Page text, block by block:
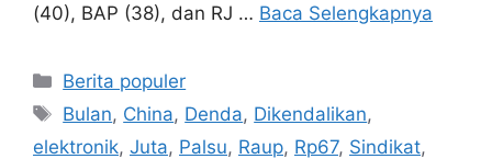
(40), BAP (38), dan RJ … Baca Selengkapnya
Kategori
Berita populer
Tag
Bulan, China, Denda, Dikendalikan,
elektronik, Juta, Palsu, Raup, Rp67, Sindikat,